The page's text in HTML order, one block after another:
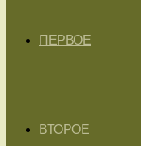
ПЕРВОЕ
ВТОРОЕ